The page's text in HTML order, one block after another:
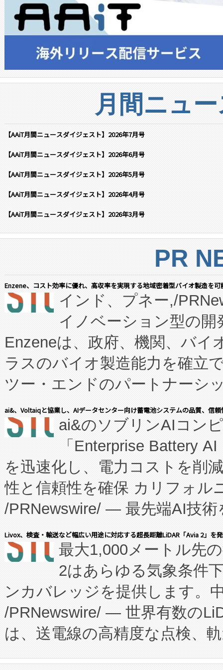
月間ニュ
【AAiT月間ニュースダイジェスト】2026年7月号
【AAiT月間ニュースダイジェスト】2026年6月号
【AAiT月間ニュースダイジェスト】2026年5月号
【AAiT月間ニュースダイジェスト】2026年4月号
【AAiT月間ニュースダイジェスト】2026年3月号
PR
Enzene、コスト効率に優れ、高収率を実現する地域密着型バイオ製造を
インド、プネー,/
イノベーション型の
Enzeneは、政府、機関、バイ
ラスのバイオ製造能力を確立
ツー・エンドのパートナーシ
表しました。 同社の実績ある
manufacturing™ (FCCM™) プ
たNeXは、バイオ医薬品製造
従来のフェッドバッチ施設の
に、患者やサプライチェーン
キー方式で拡張性が高く、持
す。FCCM‑を活用した現地生
患者にとっての費用負担を大
のアクセスを大幅に拡大する
Fully-Connected Continuous
プログラムには、施設設計・
に関する技術移転および知的
構造化トレーニングカリキュ
ai&、Voltaiqと協業し、AIデータセンター向け蓄電池システムの品質、信
ai&のソブリンAIコン
「Enterprise Battery
を迅速化し、電力コストを削
性と信頼性を確保 カリフォル
/PRNewswire/ — 最先端AI技術
会社エーアイ・アンド：本社
President原信平）と、エンタ
ードするVoltaiqは、日本にあ
ーエネルギー貯蔵システム（
た。 Voltaiq独自のAI搭載プラ
定、統合、導入、運用に至る
安全性を追跡し、確保する事
Livox、検査・輸送など幅広い用途に対応する超長距離LiDAR「Avia 2」を
最大1,000メートル先
2はあらゆる気象条件
ンカバレッジを提供します。
/PRNewswire/ — 世界有数の
は、送電線の高精度な点検、
や穀物倉庫におけるバルク材